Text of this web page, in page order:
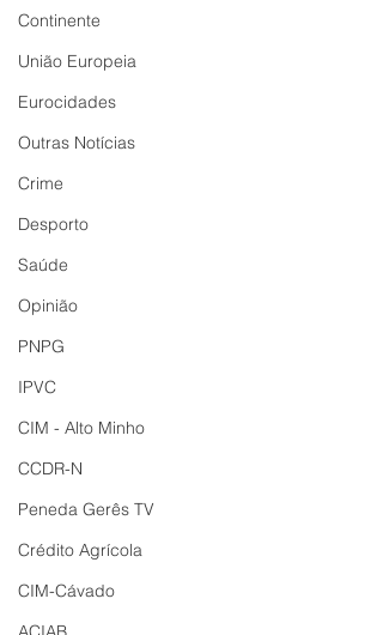
Continente
União Europeia
Eurocidades
Outras Notícias
Crime
Desporto
Saúde
Opinião
PNPG
IPVC
CIM - Alto Minho
CCDR-N
Peneda Gerês TV
Crédito Agrícola
CIM-Cávado